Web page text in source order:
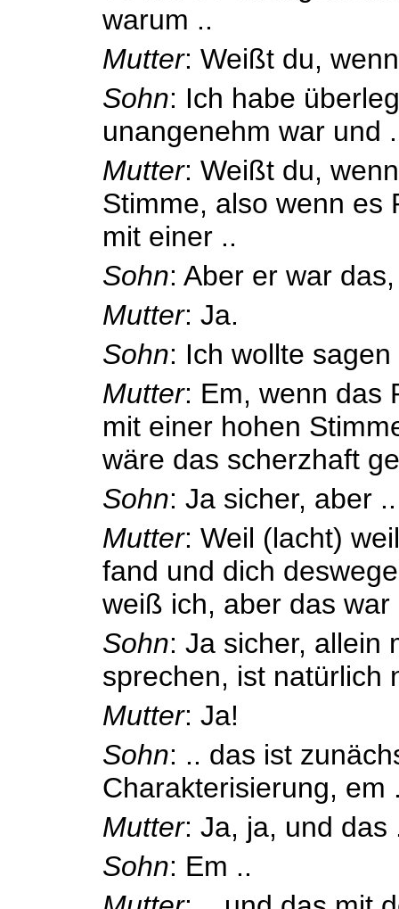
warum ..
Mutter: Weißt du,
Sohn: Ich habe
unangenehm war und
Mutter: Weißt du,
Stimme, also wenn es
mit einer ..
Sohn: Aber er war
Mutter: Ja.
Sohn: Ich wollte sagen
Mutter: Em, wenn das
mit einer hohen
wäre das scherzhaft
Sohn: Ja sicher, aber ..
Mutter: Weil (lacht)
fand und dich
weiß ich, aber das
Sohn: Ja sicher, allein
sprechen, ist natürlich
Mutter: Ja!
Sohn: .. das ist
Charakterisierung, em
Mutter: Ja, ja, und das
Sohn: Em ..